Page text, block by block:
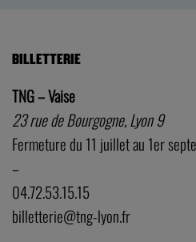
BILLETTERIE
TNG – Vaise
23 rue de Bourgogne, Lyon 9
Fermeture du 11 juillet au 1er
–
04.72.53.15.15
billetterie@tng-lyon.fr